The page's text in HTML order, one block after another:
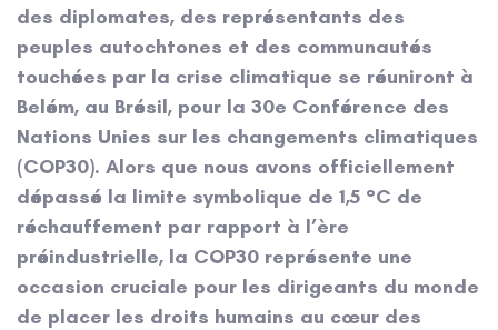
des diplomates, des représentants des
peuples autochtones et des communautés
touchées par la crise climatique se réuniront à
Belém, au Brésil, pour la 30e Conférence des
Nations Unies sur les changements climatiques
(COP30). Alors que nous avons officiellement
dépassé la limite symbolique de 1,5 °C de
réchauffement par rapport à l’ère
préindustrielle, la COP30 représente une
occasion cruciale pour les dirigeants du monde
de placer les droits humains au cœur des